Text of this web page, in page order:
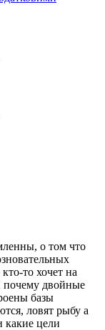
о том что
то хочет на
почему двойные
базы
ловят рыбу а
какие цели